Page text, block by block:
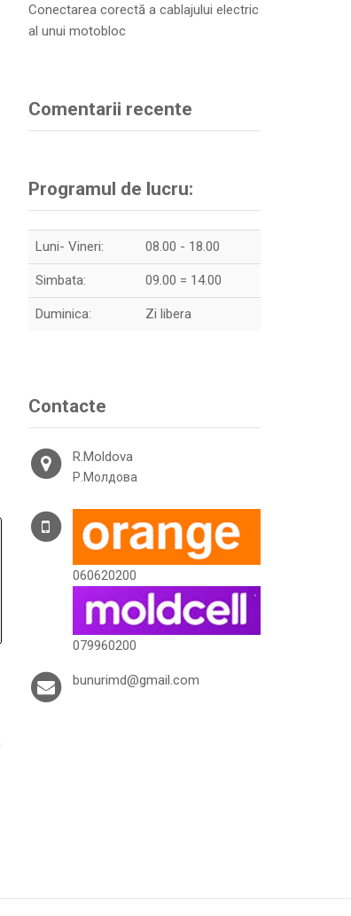
Conectarea corectă a cablajului electric
al unui motobloc
Comentarii recente
Programul de lucru:
Luni- Vineri: 08.00 - 18.00
Simbata: 09.00 = 14.00
Duminica: Zi libera
Contacte
R.Moldova
Р.Молдова
060620200
079960200
bunurimd@gmail.com